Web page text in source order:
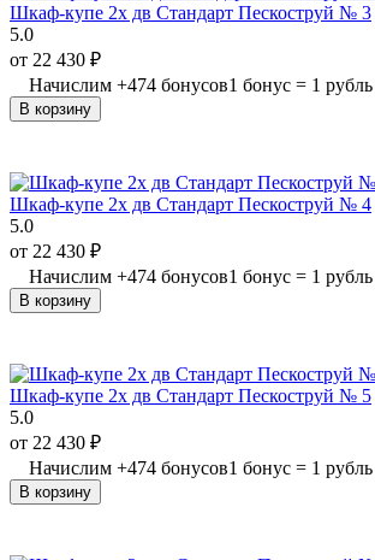
Шкаф-купе 2х дв Стандарт Пескоструй № 3
5.0
от 22 430 ₽
Начислим +474 бонусов1 бонус = 1 рубль
В корзину
Шкаф-купе 2х дв Стандарт Пескоструй № 4
5.0
от 22 430 ₽
Начислим +474 бонусов1 бонус = 1 рубль
В корзину
Шкаф-купе 2х дв Стандарт Пескоструй № 5
5.0
от 22 430 ₽
Начислим +474 бонусов1 бонус = 1 рубль
В корзину